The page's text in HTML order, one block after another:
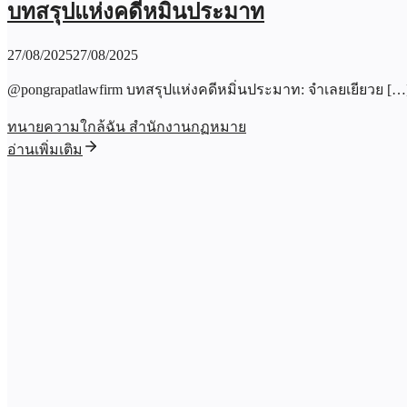
บทสรุปแห่งคดีหมิ่นประมาท
27/08/202527/08/2025
@pongrapatlawfirm บทสรุปแห่งคดีหมิ่นประมาท: จำเลยเยียวย
ทนายความใกล้ฉัน สำนักงานกฏหมาย
อ่านเพิ่มเติม